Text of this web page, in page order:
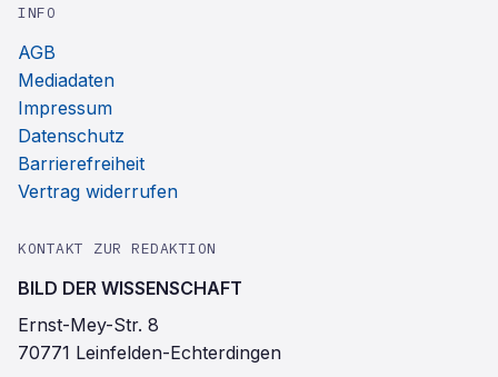
INFO
AGB
Mediadaten
Impressum
Datenschutz
Barrierefreiheit
Vertrag widerrufen
KONTAKT ZUR REDAKTION
BILD DER WISSENSCHAFT
Ernst-Mey-Str. 8
70771 Leinfelden-Echterdingen